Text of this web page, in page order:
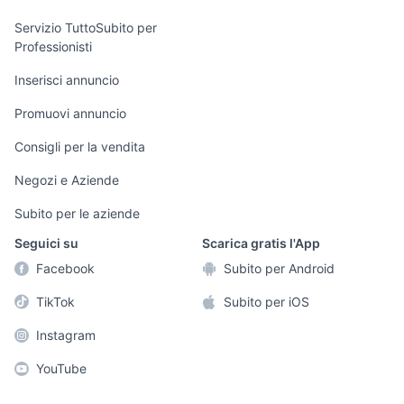
Informatica
Console e
persona
Tutto per i bambini
Sports
Biciclette
Collezionismo
Servizio TuttoSubito per
Professionisti
Inserisci annuncio
Promuovi annuncio
Consigli per la vendita
Negozi e Aziende
Subito per le aziende
Seguici su
Facebook
TikTok
Instagram
YouTube
Scarica gratis l'App
Subito per Android
Subito per iOS